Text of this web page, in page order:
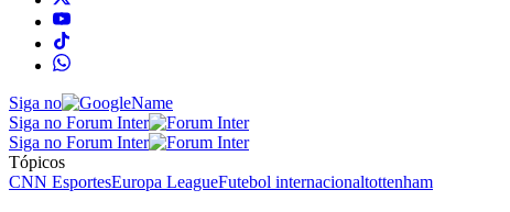
Siga no
Siga no Forum Inter
Siga no Forum Inter
Tópicos
CNN EsportesEuropa LeagueFutebol internacionaltottenham